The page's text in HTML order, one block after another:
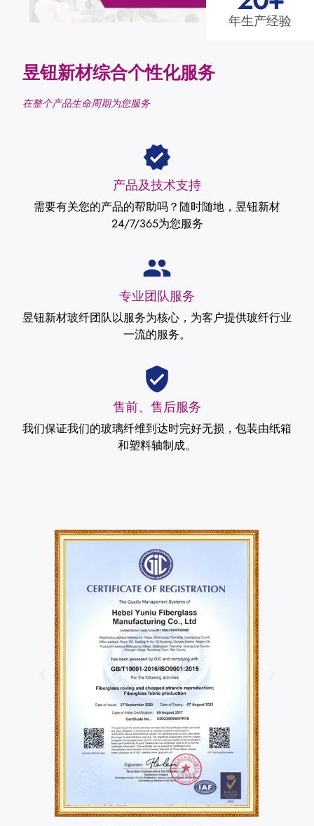
年生产经验
昱钮新材综合个性化服务
在整个产品生命周期为您服务
产品及技术支持
需要有关您的产品的帮助吗？随时随地，昱钮新材
24/7/365为您服务
专业团队服务
昱钮新材玻纤团队以服务为核心，为客户提供玻纤行业
一流的服务。
售前、售后服务
我们保证我们的玻璃纤维到达时完好无损，包装由纸箱
和塑料轴制成。